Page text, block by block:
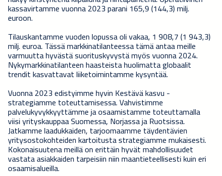
kassavirtamme vuonna 2023 parani 165,9 (144,3) milj.
euroon.
Tilauskantamme vuoden lopussa oli vakaa, 1 908,7 (1 943,3)
milj. euroa. Tässä markkinatilanteessa tämä antaa meille
varmuutta hyvästä suorituskyvystä myös vuonna 2024.
Nykymarkkinatilanteen haasteista huolimatta globaalit
trendit kasvattavat liiketoimintamme kysyntää.
Vuonna 2023 edistyimme hyvin Kestävä kasvu -
strategiamme toteuttamisessa. Vahvistimme
palvelukyvykkyyttämme ja osaamistamme toteuttamalla
viisi yrityskauppaa Suomessa, Norjassa ja Ruotsissa.
Jatkamme laadukkaiden, tarjoomaamme täydentävien
yritysostokohteiden kartoitusta strategiamme mukaisesti.
Kokonaisuutena meillä on erittäin hyvät mahdollisuudet
vastata asiakkaiden tarpeisiin niin maantieteellisesti kuin eri
osaamisalueilla.